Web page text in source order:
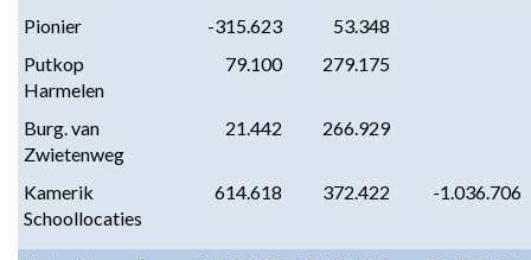
Pionier
-315.623
53.348
Putkop
Harmelen
79.100 279.175
Burg. van
Zwietenweg
21.442 266.929
Kamerik
Schoollocaties
614.618 372.422 -1.036.706